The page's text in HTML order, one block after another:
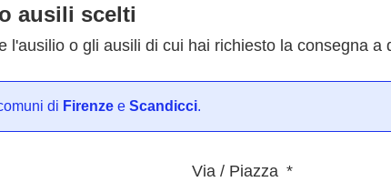
ausili scelti
l'ausilio o gli ausili di cui hai richiesto la consegna a
di Firenze e Scandicci.
Via / Piazza